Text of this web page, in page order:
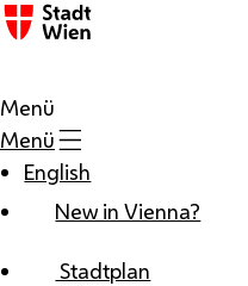
Zum Inhalt
Menü
Menü
English
New in Vienna?
Stadtplan